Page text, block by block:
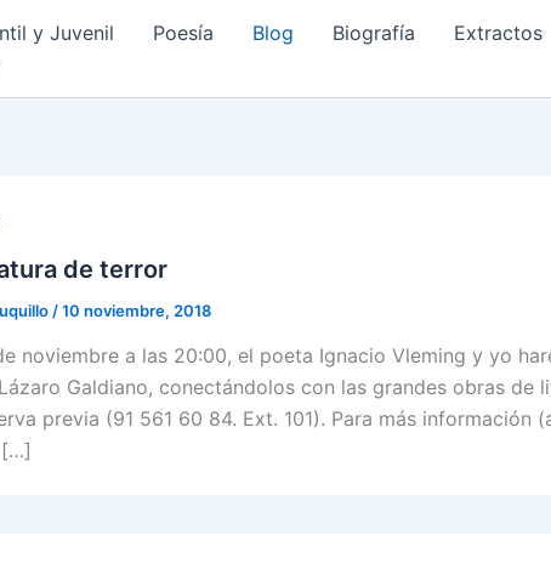
y Juvenil Poesía Blog Biografía Extractos
de terror
/10 noviembre, 2018
noviembre a las 20:00, el poeta Ignacio Vleming y yo
Galdiano, conectándolos con las grandes obras de
previa (91 561 60 84. Ext. 101). Para más información
[…]